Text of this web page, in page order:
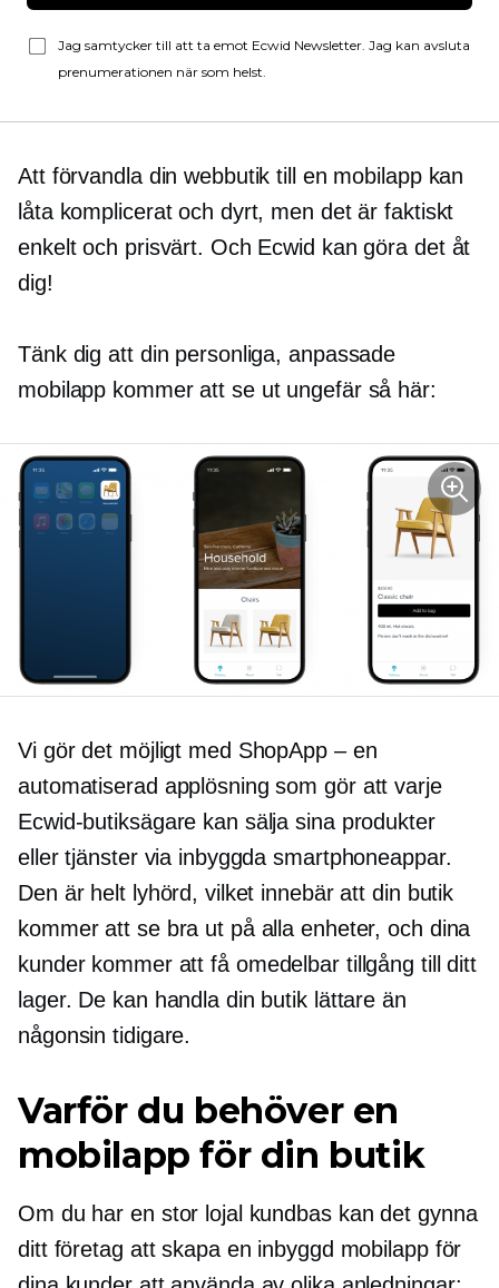
Jag samtycker till att ta emot Ecwid Newsletter. Jag kan avsluta
prenumerationen när som helst.
Att förvandla din webbutik till en mobilapp kan
låta komplicerat och dyrt, men det är faktiskt
enkelt och prisvärt. Och Ecwid kan göra det åt
dig!
Tänk dig att din personliga, anpassade
mobilapp kommer att se ut ungefär så här:
Vi gör det möjligt med ShopApp – en
automatiserad applösning som gör att varje
Ecwid-butiksägare kan sälja sina produkter
eller tjänster via inbyggda smartphoneappar.
Den är helt lyhörd, vilket innebär att din butik
kommer att se bra ut på alla enheter, och dina
kunder kommer att få omedelbar tillgång till ditt
lager. De kan handla din butik lättare än
någonsin tidigare.
Varför du behöver en
mobilapp för din butik
Om du har en stor lojal kundbas kan det gynna
ditt företag att skapa en inbyggd mobilapp för